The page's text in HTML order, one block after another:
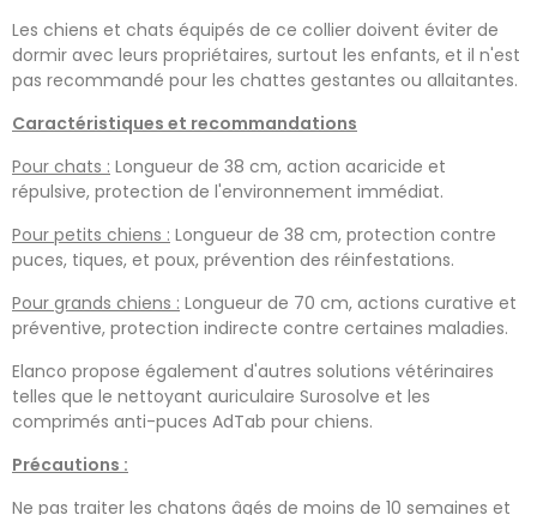
Les chiens et chats équipés de ce collier doivent éviter de
dormir avec leurs propriétaires, surtout les enfants, et il n'est
pas recommandé pour les chattes gestantes ou allaitantes.
Caractéristiques et recommandations
Pour chats : Longueur de 38 cm, action acaricide et
répulsive, protection de l'environnement immédiat.
Pour petits chiens : Longueur de 38 cm, protection contre
puces, tiques, et poux, prévention des réinfestations.
Pour grands chiens : Longueur de 70 cm, actions curative et
préventive, protection indirecte contre certaines maladies.
Elanco propose également d'autres solutions vétérinaires
telles que le nettoyant auriculaire Surosolve et les
comprimés anti-puces AdTab pour chiens.
Précautions :
Ne pas traiter les chatons âgés de moins de 10 semaines et